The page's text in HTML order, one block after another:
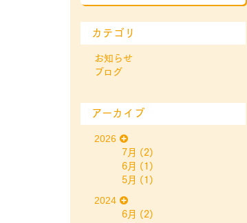
カテゴリ
お知らせ
ブログ
アーカイブ
2026
7月
(2)
6月
(1)
5月
(1)
2024
6月
(2)